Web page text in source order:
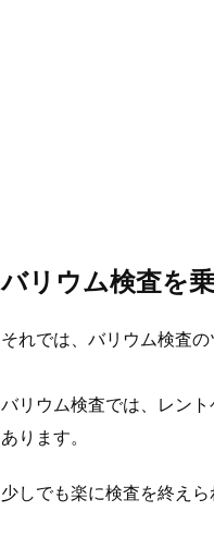
バリウム検査を
それでは、バリウム検査
バリウム検査では、レン
あります。
少しでも楽に検査を終え